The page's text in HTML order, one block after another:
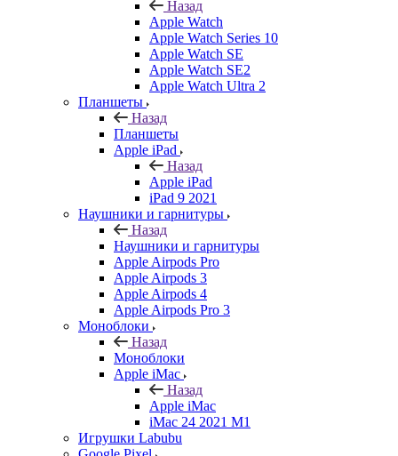
Назад
Apple Watch
Apple Watch Series 10
Apple Watch SE
Apple Watch SE2
Apple Watch Ultra 2
Планшеты
Назад
Планшеты
Apple iPad
Назад
Apple iPad
iPad 9 2021
Наушники и гарнитуры
Назад
Наушники и гарнитуры
Apple Airpods Pro
Apple Airpods 3
Apple Airpods 4
Apple Airpods Pro 3
Моноблоки
Назад
Моноблоки
Apple iMac
Назад
Apple iMac
iMac 24 2021 M1
Игрушки Labubu